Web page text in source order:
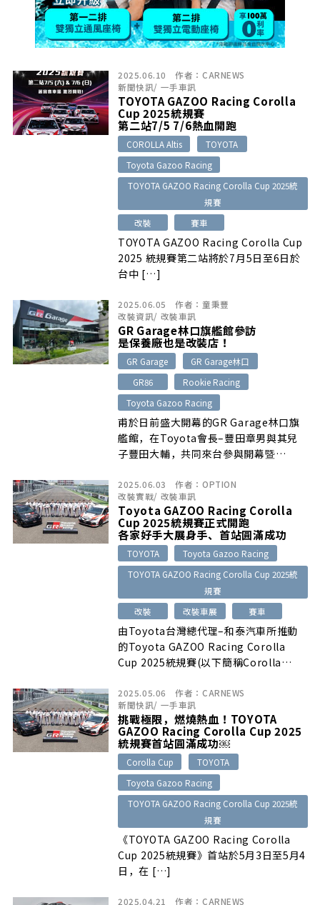
2025.06.10 作者： CARNEWS
新聞快訊/ 一手車訊
TOYOTA GAZOO Racing Corolla
Cup 2025統規賽
第二站7/5 7/6熱血開跑
COROLLA Altis
TOYOTA
Toyota Gazoo Racing
TOYOTA GAZOO Racing Corolla Cup 2025統
規賽
改裝
賽車
TOYOTA GAZOO Racing Corolla Cup
2025 統規賽第二站將於7月5日至6日於
台中 […]
2025.06.05 作者： 童秉豐
改裝資訊/ 改裝車訊
GR Garage林口旗艦館參訪
是保養廠也是改裝店！
GR Garage
GR Garage林口
GR86
Rookie Racing
Toyota Gazoo Racing
甫於日前盛大開幕的GR Garage林口旗
艦館，在Toyota會長–豐田章男與其兒
子豐田大輔，共同來台參與開幕暨
2025.06.03 作者： OPTION
改裝實戰/ 改裝車訊
Toyota GAZOO Racing Corolla
Cup 2025統規賽正式開跑
各家好手大展身手、首站圓滿成功
TOYOTA
Toyota Gazoo Racing
TOYOTA GAZOO Racing Corolla Cup 2025統
規賽
改裝
改裝車展 賽車
由Toyota台灣總代理–和泰汽車所推動
的Toyota GAZOO Racing Corolla
Cup 2025統規賽(以下簡稱Corolla
2025.05.06 作者： CARNEWS
新聞快訊/ 一手車訊
挑戰極限，燃燒熱血！TOYOTA
GAZOO Racing Corolla Cup 2025
統規賽首站圓滿成功￼
Corolla Cup
TOYOTA
Toyota Gazoo Racing
TOYOTA GAZOO Racing Corolla Cup 2025統
規賽
《TOYOTA GAZOO Racing Corolla
Cup 2025統規賽》首站於5月3日至5月4
日，在 […]
2025.04.21 作者： CARNEWS